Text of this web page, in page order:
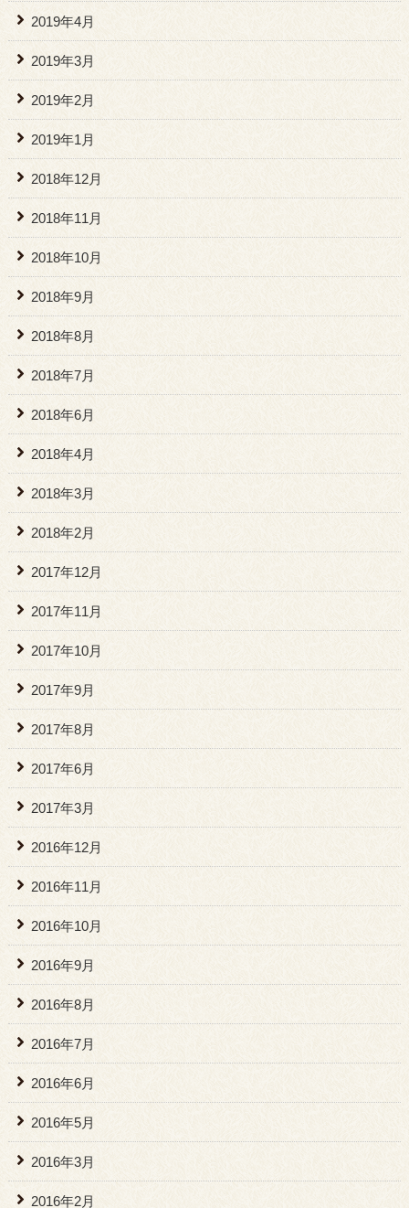
2019年4月
2019年3月
2019年2月
2019年1月
2018年12月
2018年11月
2018年10月
2018年9月
2018年8月
2018年7月
2018年6月
2018年4月
2018年3月
2018年2月
2017年12月
2017年11月
2017年10月
2017年9月
2017年8月
2017年6月
2017年3月
2016年12月
2016年11月
2016年10月
2016年9月
2016年8月
2016年7月
2016年6月
2016年5月
2016年3月
2016年2月